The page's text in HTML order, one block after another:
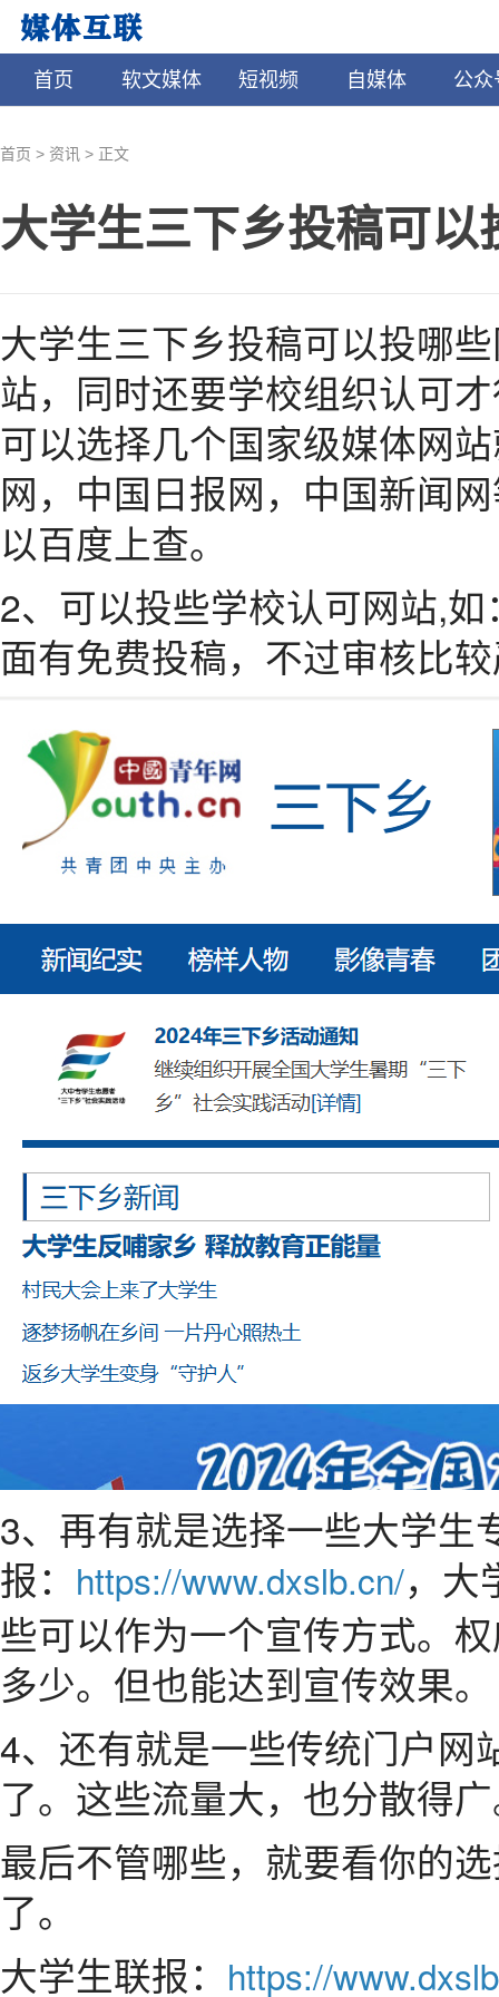
首页 软文媒体 短视频 自媒体 公众
首页 > 资讯 > 正文
大学生三下乡投稿可以
大学生三下乡投稿可以投哪
站，同时还要学校组织认可
可以选择几个国家级媒体网
网，中国日报网，中国新闻
以百度上查。
2、可以投些学校认可网站,
面有免费投稿，不过审核比
3、再有就是选择一些大学生
报： https://www.dxslb.cn/，大
些可以作为一个宣传方式。
多少。但也能达到宣传效果。
4、还有就是一些传统门户网
了。这些流量大，也分散得
最后不管哪些，就要看你的
了。
大学生联报： https://